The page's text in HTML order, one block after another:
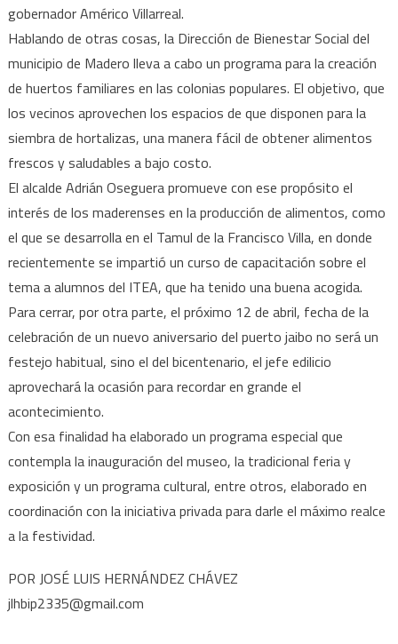
gobernador Américo Villarreal.
Hablando de otras cosas, la Dirección de Bienestar Social del
municipio de Madero lleva a cabo un programa para la creación
de huertos familiares en las colonias populares. El objetivo, que
los vecinos aprovechen los espacios de que disponen para la
siembra de hortalizas, una manera fácil de obtener alimentos
frescos y saludables a bajo costo.
El alcalde Adrián Oseguera promueve con ese propósito el
interés de los maderenses en la producción de alimentos, como
el que se desarrolla en el Tamul de la Francisco Villa, en donde
recientemente se impartió un curso de capacitación sobre el
tema a alumnos del ITEA, que ha tenido una buena acogida.
Para cerrar, por otra parte, el próximo 12 de abril, fecha de la
celebración de un nuevo aniversario del puerto jaibo no será un
festejo habitual, sino el del bicentenario, el jefe edilicio
aprovechará la ocasión para recordar en grande el
acontecimiento.
Con esa finalidad ha elaborado un programa especial que
contempla la inauguración del museo, la tradicional feria y
exposición y un programa cultural, entre otros, elaborado en
coordinación con la iniciativa privada para darle el máximo realce
a la festividad.
POR JOSÉ LUIS HERNÁNDEZ CHÁVEZ
jlhbip2335@gmail.com